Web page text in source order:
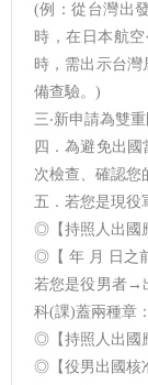
(例：從台灣出
時，在日本航
時，需出示台灣
備查驗。)
三‧新申請為雙
四．為避免出
次檢查、確認您
五．若您是現役
◎【持照人出國
◎【 年 月 日之
若您是役男者→
科(課)蓋兩種章：
◎【持照人出國
◎【役男出國核